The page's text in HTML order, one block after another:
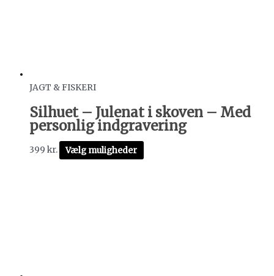
JAGT & FISKERI
Silhuet – Julenat i skoven – Med
personlig indgravering
399 kr. Vælg muligheder